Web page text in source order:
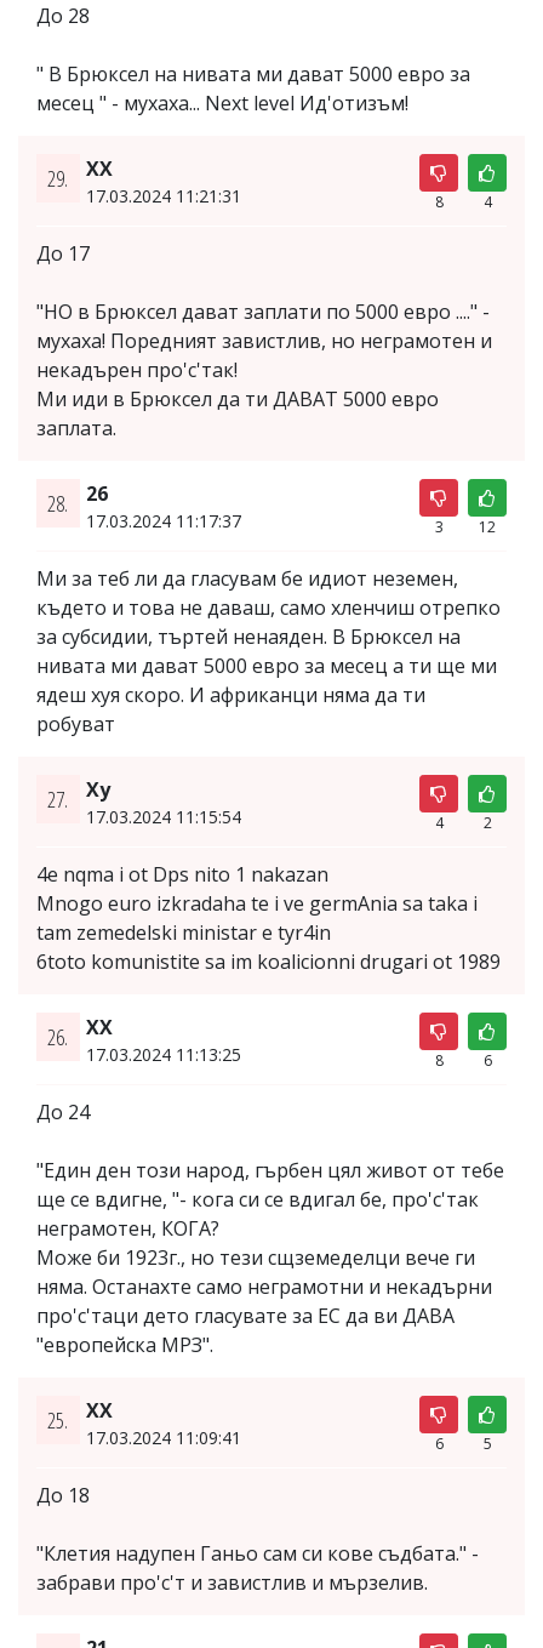
До 28
" В Брюксел на нивата ми дават 5000 евро за
месец " - мухаха... Next level Ид'отизъм!
29. XX
17.03.2024 11:21:31 8 4
До 17
"НО в Брюксел дават заплати по 5000 евро ...." -
мухаха! Поредният завистлив, но неграмотен и
некадърен про'с'так!
Ми иди в Брюксел да ти ДАВАТ 5000 евро
заплата.
28. 26
17.03.2024 11:17:37 3 12
Ми за теб ли да гласувам бе идиот неземен,
където и това не даваш, само хленчиш отрепко
за субсидии, търтей ненаяден. В Брюксел на
нивата ми дават 5000 евро за месец а ти ще ми
ядеш хуя скоро. И африканци няма да ти
робуват
27. Xy
17.03.2024 11:15:54 4 2
4e nqma i ot Dps nito 1 nakazan
Mnogo euro izkradaha te i ve germAnia sa taka i
tam zemedelski ministar e tyr4in
6toto komunistite sa im koalicionni drugari ot 1989
26. ХХ
17.03.2024 11:13:25 8 6
До 24
"Един ден този народ, гърбен цял живот от тебе
ще се вдигне, "- кога си се вдигал бе, про'с'так
неграмотен, КОГА?
Може би 1923г., но тези сщземеделци вече ги
няма. Останахте само неграмотни и некадърни
про'с'таци дето гласувате за ЕС да ви ДАВА
"европейска МРЗ".
25. XX
17.03.2024 11:09:41 6 5
До 18
"Клетия надупен Ганьо сам си кове съдбата." -
забрави про'с'т и завистлив и мързелив.